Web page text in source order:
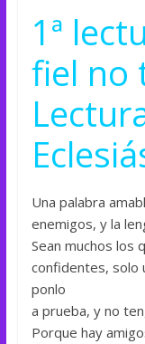
1ª
fiel no
Una palabra
enemigos, y la
Sean muchos los
confidentes, solo
ponlo
a prueba, y no
Porque hay